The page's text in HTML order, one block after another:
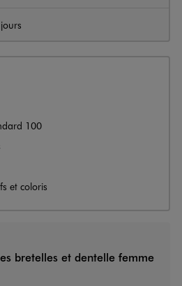
100
et coloris
bretelles et dentelle femme